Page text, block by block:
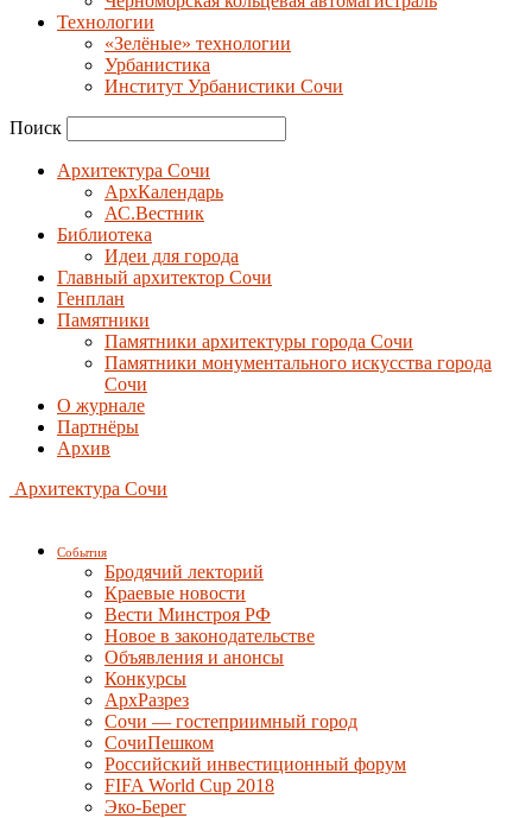
Технологии
«Зелёные» технологии
Урбанистика
Институт Урбанистики Сочи
Поиск
Архитектура Сочи
АрхКалендарь
АС.Вестник
Библиотека
Идеи для города
Главный архитектор Сочи
Генплан
Памятники
Памятники архитектуры города Сочи
Памятники монументального искусства города
Сочи
О журнале
Партнёры
Архив
Архитектура Сочи
События
Бродячий лекторий
Краевые новости
Вести Минстроя РФ
Новое в законодательстве
Объявления и анонсы
Конкурсы
АрхРазрез
Сочи — гостеприимный город
СочиПешком
Российский инвестиционный форум
FIFA World Cup 2018
Эко-Берег